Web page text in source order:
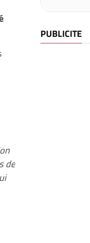
de
PUBLICITE